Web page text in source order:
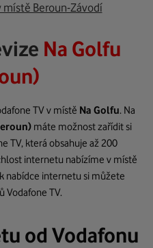
Beroun-Závodí
Na Golfu
TV v místě Na Golfu. Na
máte možnost zařídit si
TV, která obsahuje až 200
internetu nabízíme v místě
nabídce internetu si můžete
Vodafone TV.
od Vodafonu